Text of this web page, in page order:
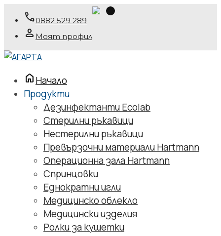
phone0882 529 289
person Моят профил
homeНачало
Продукти
Дезинфектанти Ecolab
Стерилни ръкавици
Нестерилни ръкавици
Превързочни материали Hartmann
Операционна зала Hartmann
Спринцовки
Еднократни игли
Медицинско облекло
Медицински изделия
Ролки за кушетки